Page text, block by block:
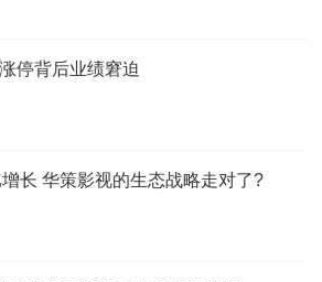
停背后业绩窘迫
长 华策影视的生态战略走对了?